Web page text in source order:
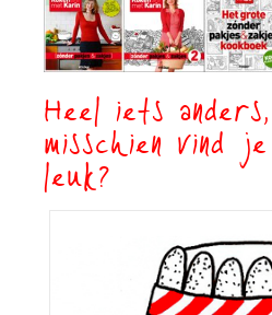
Heel iets
misschien vind
leuk?